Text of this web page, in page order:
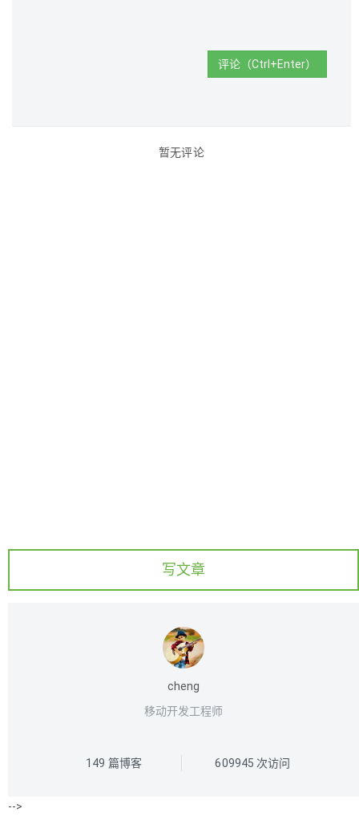
评论（Ctrl+Enter）
暂无评论
写文章
cheng
移动开发工程师
149 篇博客 609945 次访问
-->